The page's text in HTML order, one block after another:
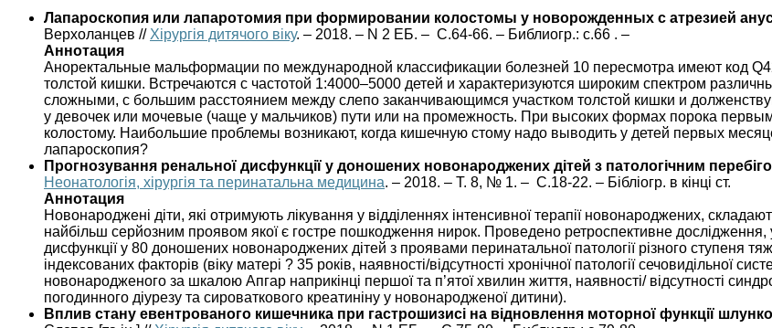
Лапароскопия или лапаротомия при формировании колостомы у новорожденных с атрезией
Верхоланцев // Хірургія дитячого віку. – 2018. – N 2 ЕБ. – С.64-66. – Библиогр.: с.66 . –
Аннотация
Аноректальные мальформации по международной классификации болезней 10 пересмотра имеют код
толстой кишки. Встречаются с частотой 1:4000–5000 детей и характеризуются широким спектром
сложными, с большим расстоянием между слепо заканчивающимся участком толстой кишки и
у девочек или мочевые (чаще у мальчиков) пути или на промежность. При высоких формах порока
колостому. Наибольшие проблемы возникают, когда кишечную стому надо выводить у детей первых
лапароскопия?
Прогнозування ренальної дисфункції у доношених новонароджених дітей з патологічним
Неонатологія, хірургія та перинатальна медицина. – 2018. – Т. 8, № 1. – С.18-22. – Бібліогр. в кінці ст.
Аннотация
Новонароджені діти, які отримують лікування у відділеннях інтенсивної терапії новонароджених,
найбільш серйозним проявом якої є гостре пошкодження нирок. Проведено ретроспективне дослідження, у
дисфункції у 80 доношених новонароджених дітей з проявами перинатальної патології різного ступеня
індексованих факторів (віку матері ? 35 років, наявності/відсутності хронічної патології сечовидільної
новонародженого за шкалою Апгар наприкінці першої та п’ятої хвилин життя, наявності/ відсутності
погодинного діурезу та сироваткового креатиніну у новонародженої дитини).
Вплив стану евентрованого кишечника при гастрошизисі на відновлення моторної функції